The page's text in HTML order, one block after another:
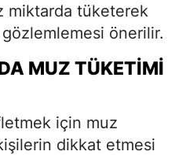
miktarda tüketerek
önerilir.
MUZ TÜKETIMI
için muz
dikkat etmesi